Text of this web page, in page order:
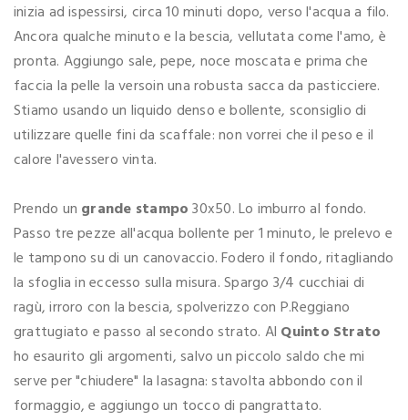
inizia ad ispessirsi, circa 10 minuti dopo, verso l'acqua a filo.
Ancora qualche minuto e la bescia, vellutata come l'amo, è
pronta. Aggiungo sale, pepe, noce moscata e prima che
faccia la pelle la versoin una robusta sacca da pasticciere.
Stiamo usando un liquido denso e bollente, sconsiglio di
utilizzare quelle fini da scaffale: non vorrei che il peso e il
calore l'avessero vinta.
Prendo un grande stampo30x50. Lo imburro al fondo.
Passo tre pezze all'acqua bollente per 1 minuto, le prelevo e
le tampono su di un canovaccio. Fodero il fondo, ritagliando
la sfoglia in eccesso sulla misura. Spargo 3/4 cucchiai di
ragù, irroro con la bescia, spolverizzo con P.Reggiano
grattugiato e passo al secondo strato. Al Quinto Strato
ho esaurito gli argomenti, salvo un piccolo saldo che mi
serve per "chiudere" la lasagna: stavolta abbondo con il
formaggio, e aggiungo un tocco di pangrattato.